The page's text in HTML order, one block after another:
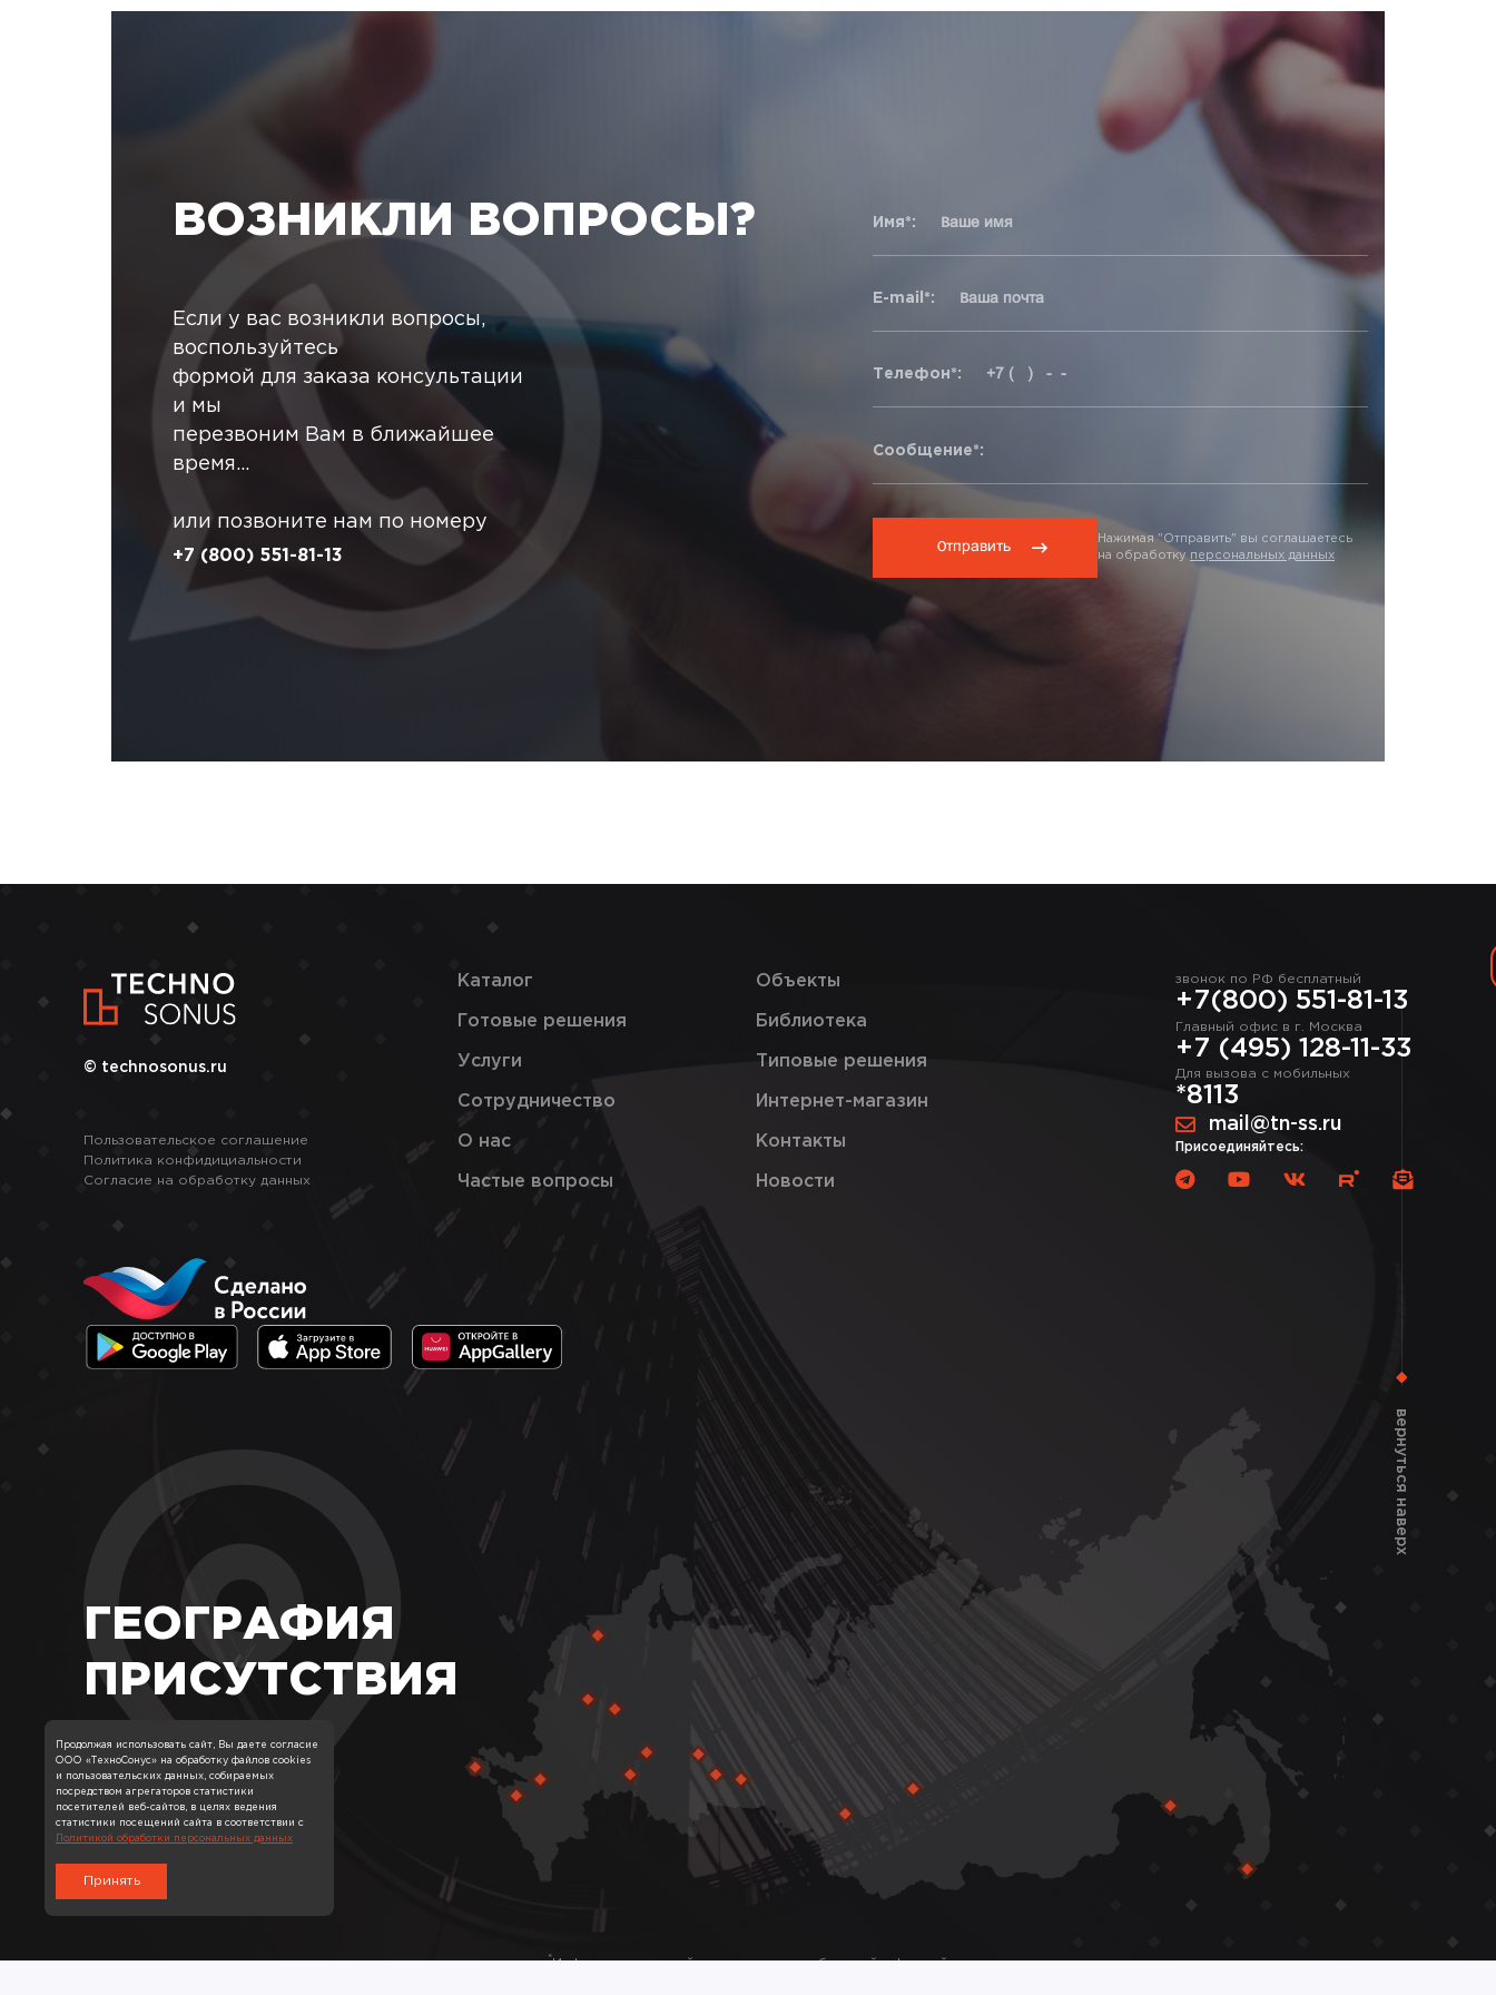
ВОЗНИКЛИ ВОПРОСЫ?
Если у вас возникли вопросы,
воспользуйтесь
формой для заказа консультации
и мы
перезвоним Вам в ближайшее
время...
или позвоните нам по номеру
+7 (800) 551-81-13
Имя*:
E-mail*:
Телефон*:
Сообщение*:
Нажимая "Отправить" вы соглашаетесь
на обработку персональных данных
© technosonus.ru
Пользовательское соглашение
Политика конфидициальности
Согласие на обработку данных
Каталог
Готовые решения
Услуги
Сотрудничество
О нас
Частые вопросы
Объекты
Библиотека
Типовые решения
Интернет-магазин
Контакты
Новости
звонок по РФ бесплатный
+7(800) 551-81-13
Главный офис в г. Москва
+7 (495) 128-11-33
Для вызова с мобильных
*8113
mail@tn-ss.ru
Присоединяйтесь:
ГЕОГРАФИЯ
ПРИСУТСТВИЯ
*Информация на сайте не является публичной офертой
вернуться наверх
Продолжая использовать сайт, Вы даете согласие
ООО «ТехноСонус» на обработку файлов cookies
и пользовательских данных, собираемых
посредством агрегаторов статистики
посетителей веб-сайтов, в целях ведения
статистики посещений сайта в соответствии с
Политикой обработки персональных данных
Принять